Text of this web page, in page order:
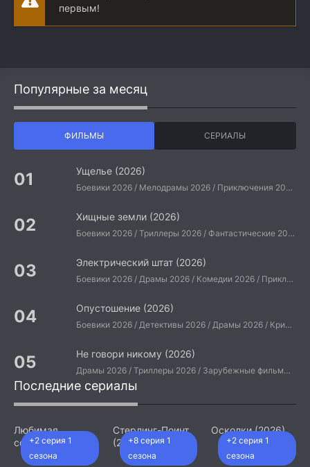
первым!
Популярные за месяц
ФИЛЬМЫ СЕРИАЛЫ
Ущелье (2026)
Боевики 2026 / Мелодрамы 2026 / Приключения 2026 / Ужасы 2026 / Фантастические 2026 / Зарубежные фильмы 2026 / Американские фильмы / Фильмы 2026
Хищные земли (2026)
Боевики 2026 / Триллеры 2026 / Фантастические 2026 / Зарубежные фильмы 2026 / Американские фильмы / Фильмы 2026
Электрический штат (2026)
Боевики 2026 / Драмы 2026 / Комедии 2026 / Приключения 2026 / Фантастические 2026 / Зарубежные фильмы 2026 / Американские фильмы / Фильмы 2026
Опустошение (2026)
Боевики 2026 / Детективы 2026 / Драмы 2026 / Криминальные фильмы 2026 / Триллеры 2026 / Зарубежные фильмы 2026 / Американские фильмы / Фильмы 2026
Не говори никому (2026)
Драмы 2026 / Триллеры 2026 / Зарубежные фильмы 2026 / Американские фильмы / Фильмы 2026
Последние сериалы
+2 серия 1
сезона
Любимая
сотрудница
(2026)
+8 серия 1
сезона
Стерлинг-Поинт
(2026)
+2 серия 1
сезона
Осколки (2026)